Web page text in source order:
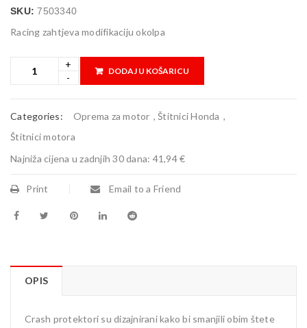
SKU:7503340
Racing zahtjeva modifikaciju okolpa
DODAJ U KOŠARICU
Categories: Oprema za motor , Štitnici Honda ,
Štitnici motora
Najniža cijena u zadnjih 30 dana: 41,94 €
Print Email to a Friend
OPIS
Crash protektori su dizajnirani kako bi smanjili obim štete